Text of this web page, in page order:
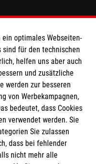
ein optimales Webseiten-
sind für den technischen
helfen uns aber auch
und zusätzliche
werden zur besseren
von Werbekampagnen,
bedeutet, dass Cookies
verwendet werden. Sie
Sie zulassen
dass bei fehlender
nicht mehr alle